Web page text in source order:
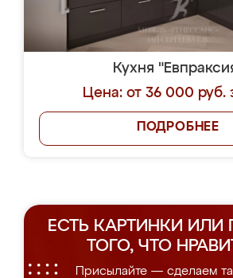
Кухня
Цена: от 36 000 руб.
ПОДРОБНЕЕ
ЕСТЬ КАРТИНКИ ИЛИ
ТОГО, ЧТО
Присылайте — сделаем